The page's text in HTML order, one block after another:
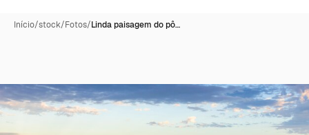
Início/stock/Fotos/Linda paisagem do pô…